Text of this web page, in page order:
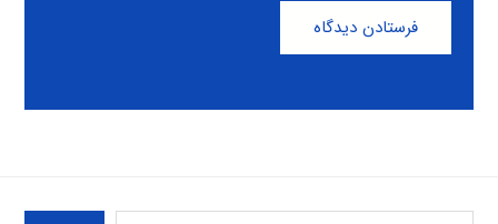
فرستادن دیدگاه